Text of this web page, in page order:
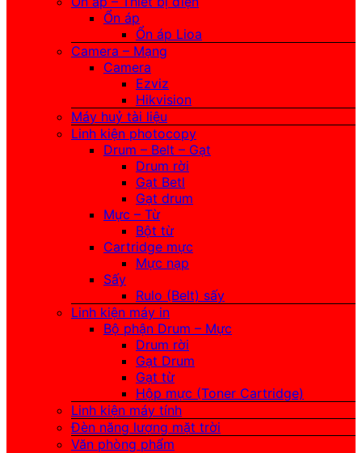
Ổn áp
Ổn áp Lioa
Camera – Mạng
Camera
Ezviz
Hikvision
Máy huỷ tài liệu
Linh kiện photocopy
Drum – Belt – Gạt
Drum rời
Gạt Betl
Gạt drum
Mực – Từ
Bột từ
Cartridge mực
Mực nạp
Sấy
Rulo (Belt) sấy
Linh kiện máy in
Bộ phận Drum – Mực
Drum rời
Gạt Drum
Gạt từ
Hộp mực (Toner Cartridge)
Linh kiện máy tính
Đèn năng lượng mặt trời
Văn phòng phẩm